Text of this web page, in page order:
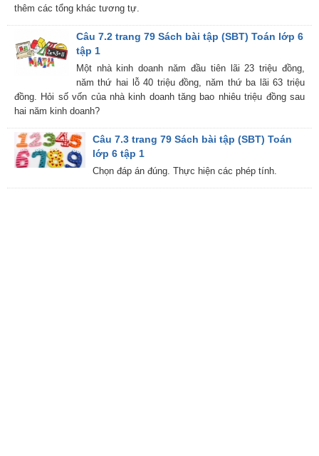
thêm các tổng khác tương tự.
Câu 7.2 trang 79 Sách bài tập (SBT) Toán lớp 6
tập 1
Một nhà kinh doanh năm đầu tiên lãi 23 triệu đồng,
năm thứ hai lỗ 40 triệu đồng, năm thứ ba lãi 63 triệu
đồng. Hỏi số vốn của nhà kinh doanh tăng bao nhiêu triệu đồng sau
hai năm kinh doanh?
Câu 7.3 trang 79 Sách bài tập (SBT) Toán
lớp 6 tập 1
Chọn đáp án đúng. Thực hiện các phép tính.